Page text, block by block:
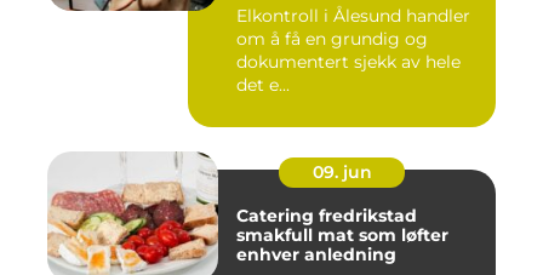
Elkontroll i Ålesund handler
om å få en grundig og
dokumentert sjekk av hele
det e...
09. jun
Catering fredrikstad
smakfull mat som løfter
enhver anledning